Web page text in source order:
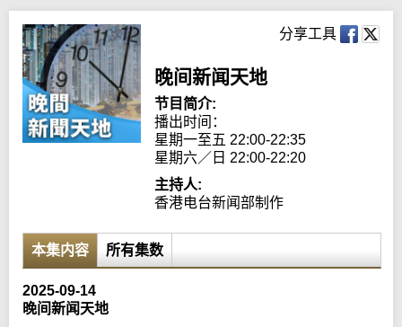
c
h
分享工具
晚间新闻天地
节目简介:
播出时间：
星期一至五 22:00-22:35
星期六／日 22:00-22:20
主持人:
香港电台新闻部制作
本集内容 所有集数
2025-09-14
晚间新闻天地